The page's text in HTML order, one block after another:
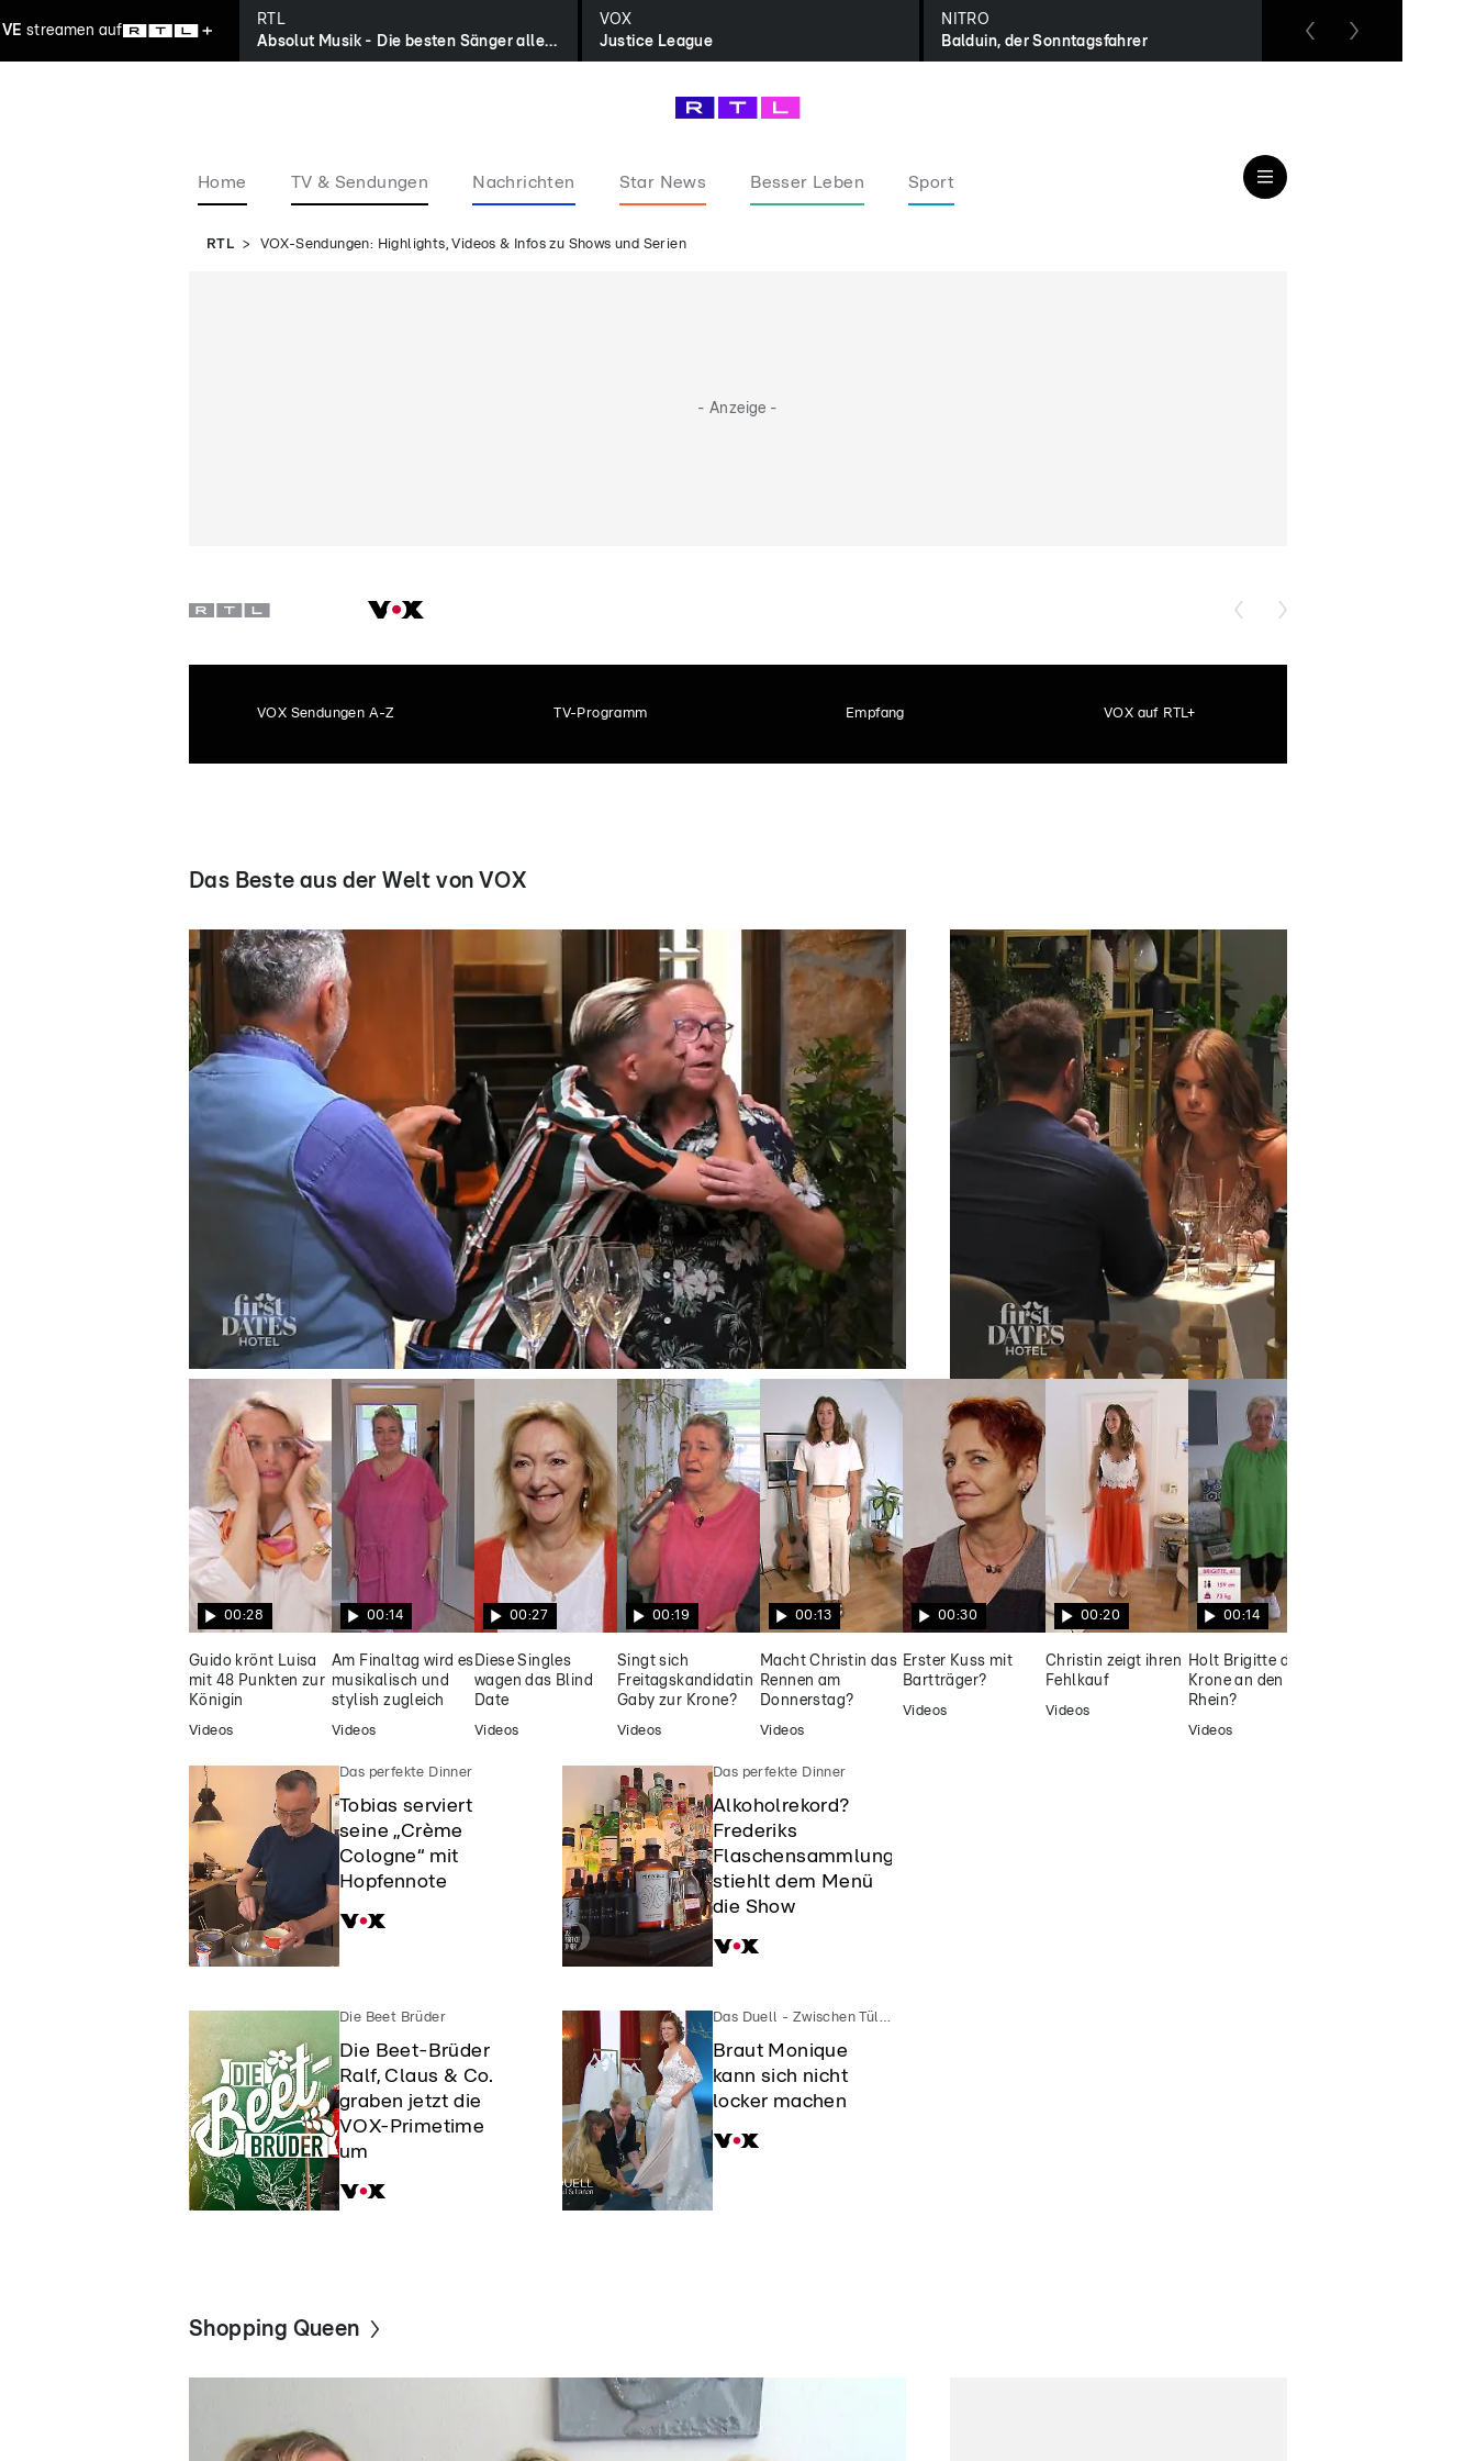
streamen auf
RTL
Absolut Musik - Die besten Sänger aller Zeiten
VOX
Justice League
NITRO
Balduin, der Sonntagsfahrer
RTL up
Nikola
Home TV & Sendungen Nachrichten Star News Besser Leben Sport
RTL VOX-Sendungen: Highlights, Videos & Infos zu Shows und Serien
- Anzeige -
VOX Sendungen A-Z TV-Programm Empfang VOX auf RTL+
Das Beste aus der Welt von VOX
First Dates Hotel
Andreas und Patrick suchen nach der
großen Liebe
First Dates Hotel
Philipp und Kim müssen
mit anderen Date-Partnern
vorlieb nehmen
00:28
Guido krönt Luisa
mit 48 Punkten zur
Königin
Videos
00:14
Am Finaltag wird es
musikalisch und
stylish zugleich
Videos
00:27
Diese Singles
wagen das Blind
Date
Videos
00:19
Singt sich
Freitagskandidatin
Gaby zur Krone?
Videos
00:13
Macht Christin das
Rennen am
Donnerstag?
Videos
00:30
Erster Kuss mit
Bartträger?
Videos
00:20
Christin zeigt ihren
Fehlkauf
Videos
00:14
Holt Brigitte die
Krone an den
Rhein?
Videos
Das perfekte Dinner
Tobias serviert
seine „Crème
Cologne“ mit
Hopfennote
Das perfekte Dinner
Alkoholrekord?
Frederiks
Flaschensammlung
stiehlt dem Menü
die Show
Die Beet Brüder
Die Beet-Brüder
Ralf, Claus & Co.
graben jetzt die
VOX-Primetime
um
Braut Monique
kann sich nicht
locker machen
Shopping Queen